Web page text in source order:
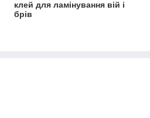
клей для ламінування вій і
брів